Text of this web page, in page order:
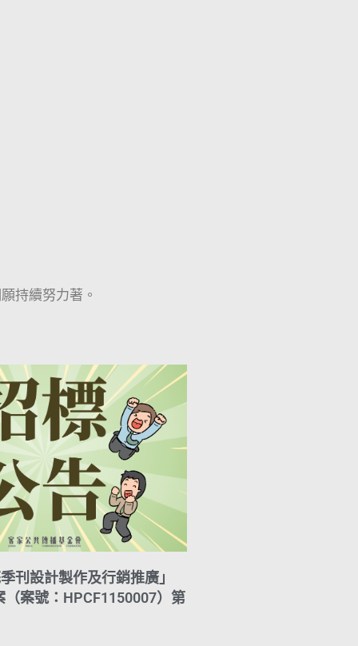
持續努力著。
刊設計製作及行銷推廣」
案號：HPCF1150007）第